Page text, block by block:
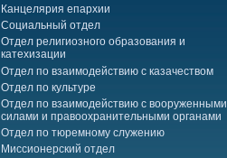
Канцелярия епархии
Социальный отдел
Отдел религиозного образования и
катехизации
Отдел по взаимодействию с казачеством
Отдел по культуре
Отдел по взаимодействию с вооруженными
силами и правоохранительными органами
Отдел по тюремному служению
Миссионерский отдел